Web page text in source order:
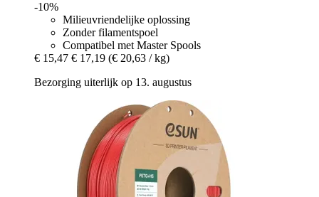
-10%
Milieuvriendelijke oplossing
Zonder filamentspoel
Compatibel met Master Spools
€ 15,47 € 17,19 (€ 20,63 / kg)
Bezorging uiterlijk op 13. augustus